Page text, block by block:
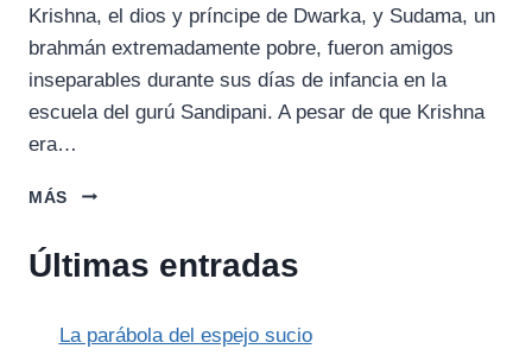
Krishna, el dios y príncipe de Dwarka, y Sudama, un
brahmán extremadamente pobre, fueron amigos
inseparables durante sus días de infancia en la
escuela del gurú Sandipani. A pesar de que Krishna
era…
MÁS
LA
KRISHNA
Últimas entradas
La parábola del espejo sucio